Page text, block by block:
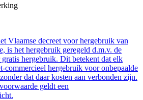
Vlaamse decreet voor hergebruik van
is het hergebruik geregeld d.m.v. de
hergebruik. Dit betekent dat elk
commercieel hergebruik voor onbepaalde
dat daar kosten aan verbonden zijn.
geldt een